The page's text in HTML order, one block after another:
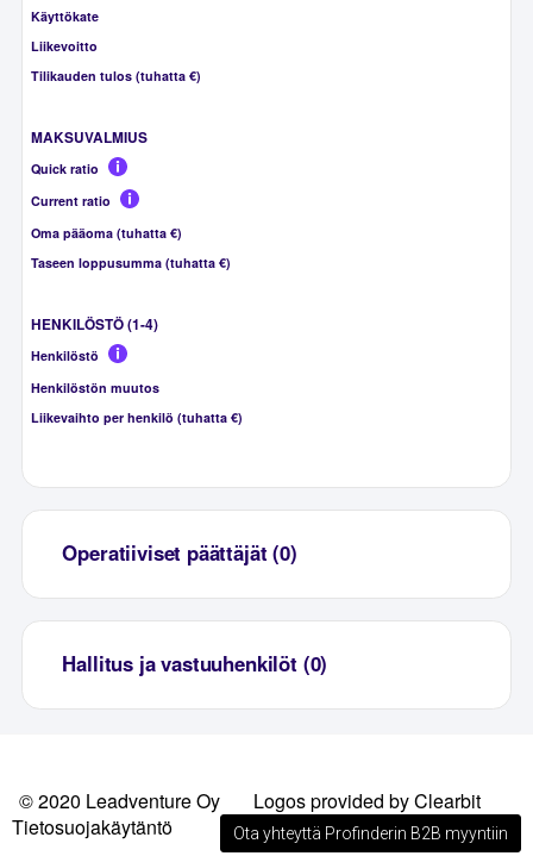
Käyttökate
Liikevoitto
Tilikauden tulos (tuhatta €)
MAKSUVALMIUS
Quick ratio
Current ratio
Oma pääoma (tuhatta €)
Taseen loppusumma (tuhatta €)
HENKILÖSTÖ (1-4)
Henkilöstö
Henkilöstön muutos
Liikevaihto per henkilö (tuhatta €)
Operatiiviset päättäjät (0)
Hallitus ja vastuuhenkilöt (0)
© 2020 Leadventure Oy
Logos provided by Clearbit
Tietosuojakäytäntö
Ota yhteyttä Profinderin B2B myyntiin